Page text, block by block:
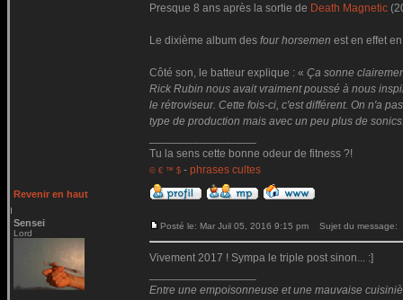
Presque 8 ans après la sortie de Death Magnetic
Le dixième album des four horsemen est en effet
Côté son, le batteur explique : « Ça sonne
Rick Rubin nous avait vraiment poussé à nous
le rétroviseur. Cette fois-ci, c'est différent. On n'a
type de production mais avec un peu plus de
Tu la sens cette bonne odeur de fitness ?!
© € ™ $ - phrases cultes
Revenir en haut
Sensei
Lord
Posté le: Mar Juil 05, 2016 9:15 pm Sujet du message:
Vivement 2017 ! Sympa le triple post sinon... :]
Entre une empoisonneuse et une mauvaise